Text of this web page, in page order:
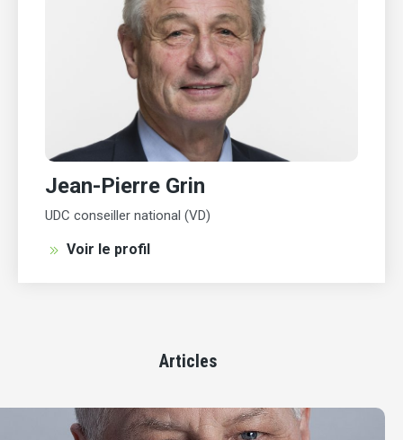
Jean-Pierre Grin
UDC conseiller national (VD)
Voir le profil
Articles